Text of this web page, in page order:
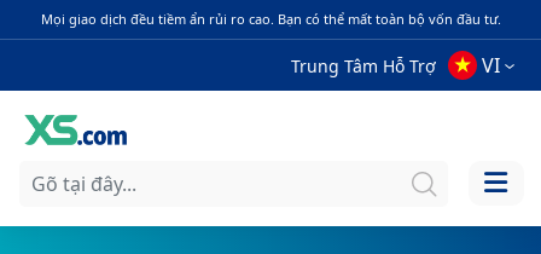
Mọi giao dịch đều tiềm ẩn rủi ro cao. Bạn có thể mất toàn bộ vốn đầu tư.
Trung Tâm Hỗ Trợ VI